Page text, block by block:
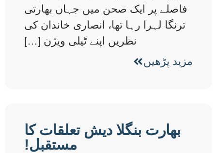
فاصلے پر ایک صحن میں جہاں بھارتی
ترنگا لہرا رہا تھا، انصاری خاندان کی
نظریں اپنے ٹیلی ویژن […]
مزید پڑھیں
بھارت بنگلا دیش تعلقات کا
مستقبل!